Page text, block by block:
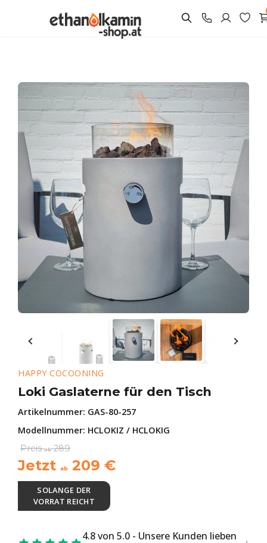
HAPPY COCOONING
Loki Gaslaterne für den Tisch
Artikelnummer: GAS-80-257
Modellnummer: HCLOKIZ / HCLOKIG
Preisab 289
Jetzt ab 209 €
SOLANGE DER
VORRAT REICHT
4.8 von 5.0 - Unsere Kunden lieben